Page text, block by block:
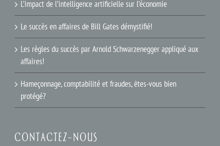
L’impact de l’intelligence artificielle sur l’économie
Le succès en affaires de Bill Gates démystifié!
Les règles du succès par Arnold Schwarzenegger appliqué aux
affaires!
Hameçonnage, comptabilité et fraudes, êtes-vous bien
protégé?
CONTACTEZ-NOUS